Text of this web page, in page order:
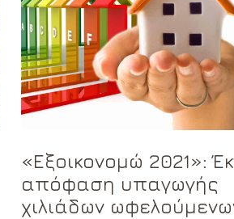
«Εξοικονομώ 2021»:
απόφαση υπαγωγής
χιλιάδων